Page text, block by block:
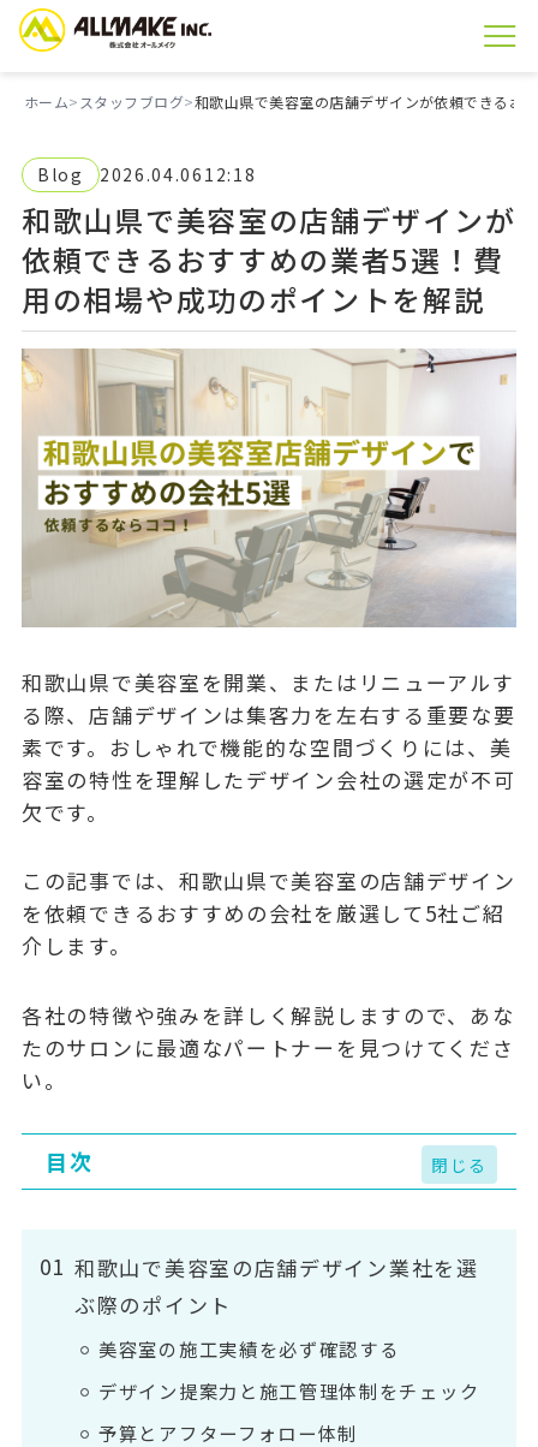
ホーム スタッフブログ 和歌山県で美容室の店舗デザインが依頼できるお
Blog 2026.04.06 12:18
和歌山県で美容室の店舗デザインが
依頼できるおすすめの業者5選！費
用の相場や成功のポイントを解説
和歌山県で美容室を開業、またはリニューアルす
る際、店舗デザインは集客力を左右する重要な要
素です。おしゃれで機能的な空間づくりには、美
容室の特性を理解したデザイン会社の選定が不可
欠です。
この記事では、和歌山県で美容室の店舗デザイン
を依頼できるおすすめの会社を厳選して5社ご紹
介します。
各社の特徴や強みを詳しく解説しますので、あな
たのサロンに最適なパートナーを見つけてくださ
い。
目次
和歌山で美容室の店舗デザイン業社を選
ぶ際のポイント
美容室の施工実績を必ず確認する
デザイン提案力と施工管理体制をチェック
予算とアフターフォロー体制